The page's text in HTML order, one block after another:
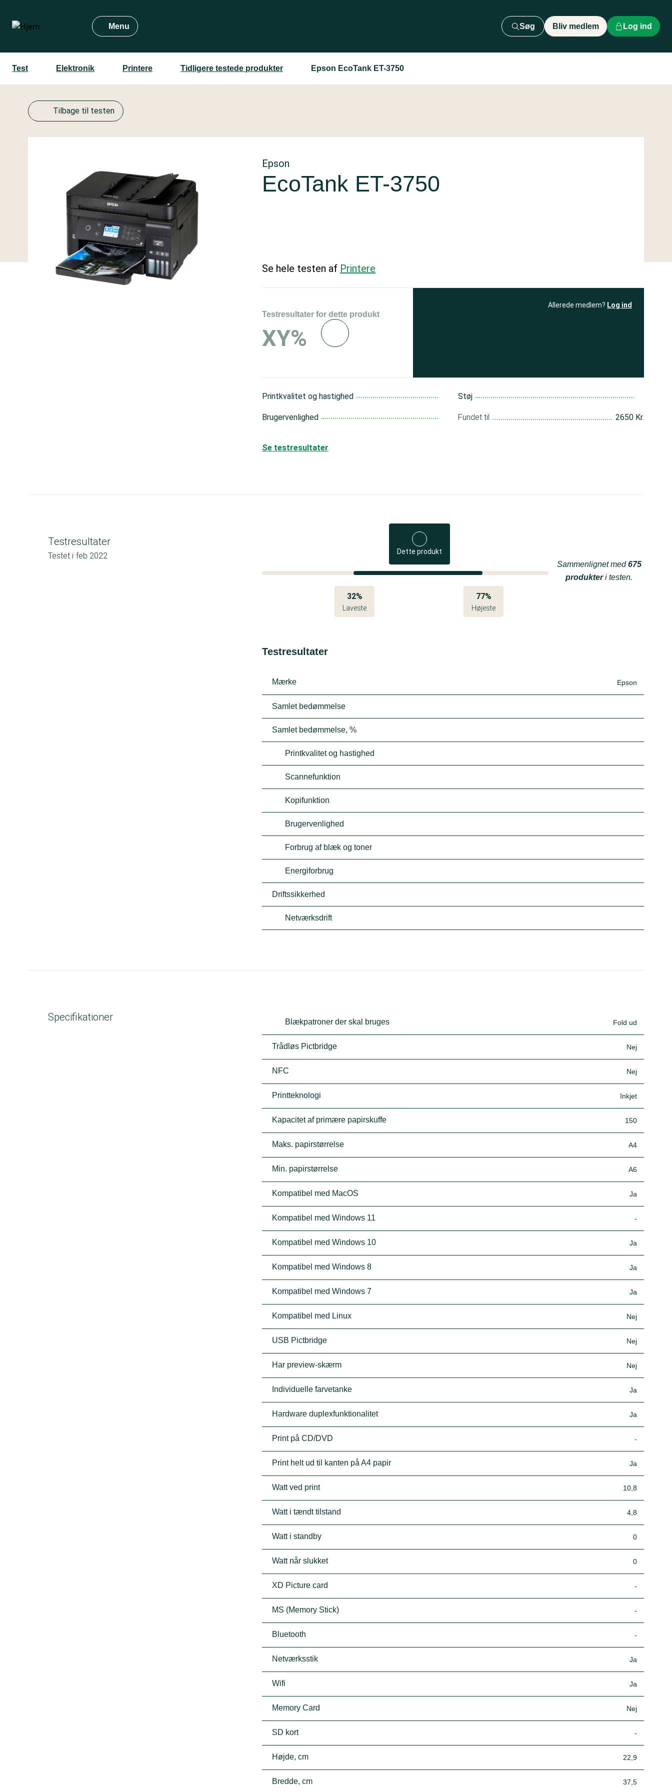
hovedindhold
Menu Søg Bliv medlem Log ind
Test Elektronik Printere Tidligere testede produkter Epson EcoTank ET-3750
Tilbage til testen
Epson
EcoTank ET-3750
Se hele testen af Printere
Testresultater for dette produkt
XY%
Allerede medlem? Log ind
Printkvalitet og hastighed
Brugervenlighed
Støj
Fundet til 2650 Kr.
Se testresultater
Testresultater
Testet i feb 2022 Dette produkt
32%
Laveste
77%
Højeste
Sammenlignet med675
produkteri testen.
Testresultater
Mærke Epson
Samlet bedømmelse
Samlet bedømmelse, %
Printkvalitet og hastighed
Scannefunktion
Kopifunktion
Brugervenlighed
Forbrug af blæk og toner
Energiforbrug
Driftssikkerhed
Netværksdrift
Specifikationer Blækpatroner der skal bruges Fold ud
Trådløs Pictbridge Nej
NFC Nej
Printteknologi Inkjet
Kapacitet af primære papirskuffe 150
Maks. papirstørrelse A4
Min. papirstørrelse A6
Kompatibel med MacOS Ja
Kompatibel med Windows 11 -
Kompatibel med Windows 10 Ja
Kompatibel med Windows 8 Ja
Kompatibel med Windows 7 Ja
Kompatibel med Linux Nej
USB Pictbridge Nej
Har preview-skærm Nej
Individuelle farvetanke Ja
Hardware duplexfunktionalitet Ja
Print på CD/DVD -
Print helt ud til kanten på A4 papir Ja
Watt ved print 10,8
Watt i tændt tilstand 4,8
Watt i standby 0
Watt når slukket 0
XD Picture card -
MS (Memory Stick) -
Bluetooth -
Netværksstik Ja
Wifi Ja
Memory Card Nej
SD kort -
Højde, cm 22,9
Bredde, cm 37,5